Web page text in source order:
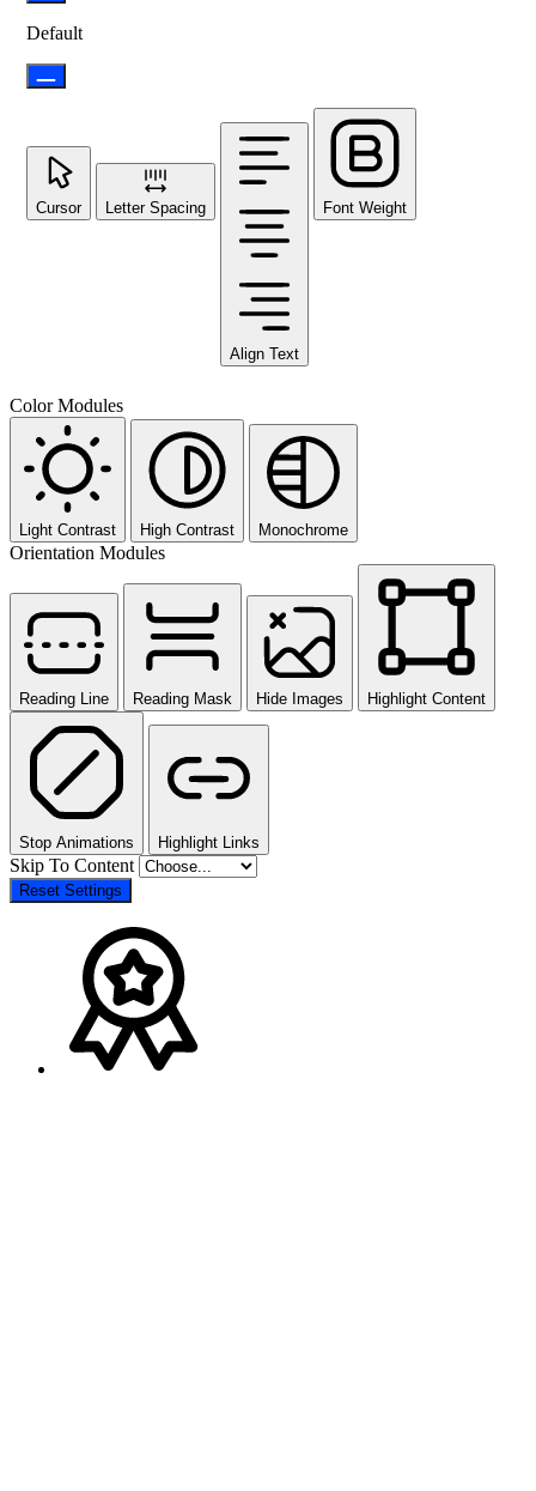
Default
Cursor Letter Spacing
Align Text
Font Weight
Color Modules
Light Contrast High Contrast Monochrome
Orientation Modules
Reading Line Reading Mask Hide Images Highlight Content
Stop Animations Highlight Links
Skip To Content
Reset Settings